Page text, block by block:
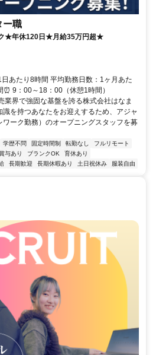
ー職
★年休120日★月給35万円超★
あたり8時間 平均勤務日数：1ヶ月あた
9：00～18：00（休憩1時間）
業界で強固な基盤を誇る株式会社はなま
を持つあなたをお迎えするため、アジャ
ワーク勤務）のオープニングスタッフを募
学歴不問 固定時間制 転勤なし
フルリモート
与あり ブランクOK
育休あり
長期歓迎 長期休暇あり 土日祝休み 服装自由